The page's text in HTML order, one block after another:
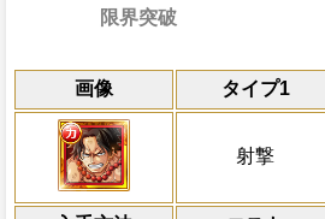
画像 タイプ1
射撃
通常
[お邪魔]スロッ
状態を5ター
船長効果
限界突破
力
一味の基礎
続する
力と知属性の攻
力 と
属